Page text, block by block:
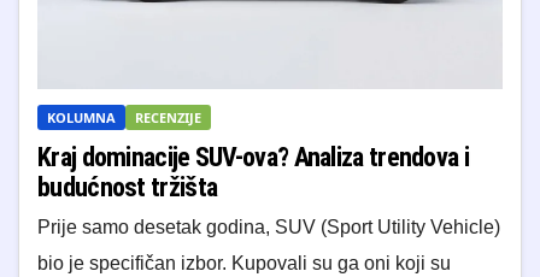
KOLUMNA RECENZIJE
Kraj dominacije SUV-ova? Analiza trendova i
budućnost tržišta
Prije samo desetak godina, SUV (Sport Utility Vehicle)
bio je specifičan izbor. Kupovali su ga oni koji su